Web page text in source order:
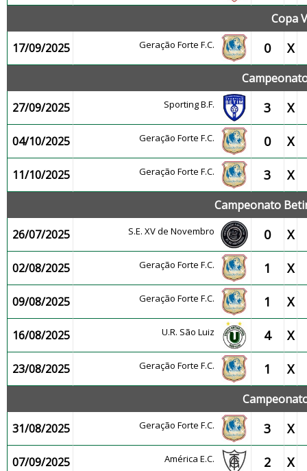
Copa
17/09/2025
Geração Forte F.C. 0 X
27/09/2025
Sporting B.F. 3 X
04/10/2025 Geração Forte F.C. 0 X
11/10/2025 Geração Forte F.C. 3 X
Campeonato
26/07/2025
S.E. XV de Novembro 0 X
02/08/2025 Geração Forte F.C. 1 X
09/08/2025 Geração Forte F.C. 1 X
16/08/2025 U.R. São Luiz 4 X
23/08/2025 Geração Forte F.C. 1 X
31/08/2025
Geração Forte F.C. 3 X
07/09/2025 América E.C. 2 X